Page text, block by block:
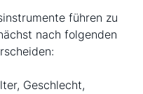
führen zu
nach folgenden
Geschlecht,